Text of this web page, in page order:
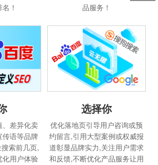
！
品服务！
、差异化卖
传语等品牌
索前几页,
化用户体验
选择你
优化落地页引导用户咨询或预
约留言,引用大型案例或权威报
道彰显品牌实力,关注用户需求
和反馈,不断优化产品服务让用